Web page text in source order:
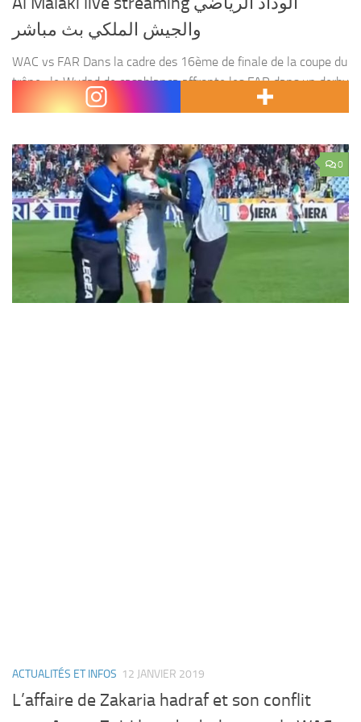
والجيش الملكي بث مباشر
WAC vs FAR Dans la cadre des 16ème de finale de la coupe du
trône , le Wydad de casablanca affronte les FAR dans un derby
choc. Le match WAC vs FAR a été...
0
ACTUALITÉS ET INFOS 12 JANVIER 2019
L’affaire de Zakaria hadraf et son conflit